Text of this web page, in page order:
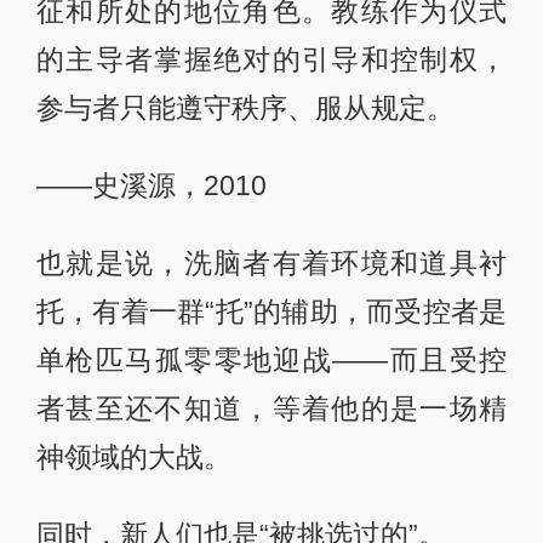
征和所处的地位角色。教练作为仪式
的主导者掌握绝对的引导和控制权，
参与者只能遵守秩序、服从规定。
——史溪源，2010
也就是说，洗脑者有着环境和道具衬
托，有着一群“托”的辅助，而受控者是
单枪匹马孤零零地迎战——而且受控
者甚至还不知道，等着他的是一场精
神领域的大战。
同时，新人们也是“被挑选过的”。